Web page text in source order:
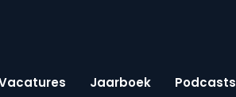
Jaarboek Podcasts